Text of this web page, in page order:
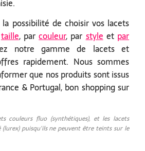
possibilité de choisir vos lacets
taille, parcouleur, par style et par
notre gamme de lacets et
rapidement. Nous sommes
que nos produits sont issus
& Portugal, bon shopping sur
couleurs fluo (synthétiques), et les lacets
puisqu'ils ne peuvent être teints sur le